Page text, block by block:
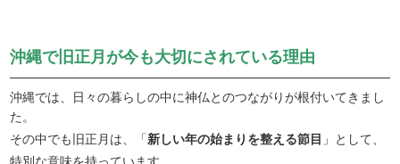
沖縄で旧正月が今も大切にされている理由
沖縄では、日々の暮らしの中に神仏とのつながりが根付いてきまし
た。
その中でも旧正月は、「新しい年の始まりを整える節目 」として、
特別な意味を持っています。